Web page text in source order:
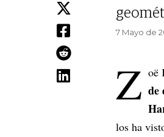
7 Mayo de
Z oë
de
los ha